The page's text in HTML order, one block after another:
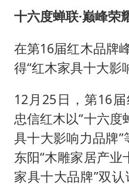
十六度蝉联·巅峰荣
在第16届红木品牌
得“红木家具十大影
12月25日，第16
忠信红木以“十六度
具十大影响力品牌
东阳“木雕家居产业
家具十大品牌”双